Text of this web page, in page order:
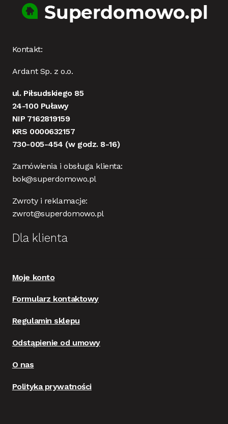
Kontakt:
Ardant Sp. z o.o.
ul. Piłsudskiego 85
24-100 Puławy
NIP 7162819159
KRS 0000632157
730-005-454 (w godz. 8-16)
Zamówienia i obsługa klienta:
bok@superdomowo.pl
Zwroty i reklamacje:
zwrot@superdomowo.pl
Dla klienta
Moje konto
Formularz kontaktowy
Regulamin sklepu
Odstąpienie od umowy
O nas
Polityka prywatności